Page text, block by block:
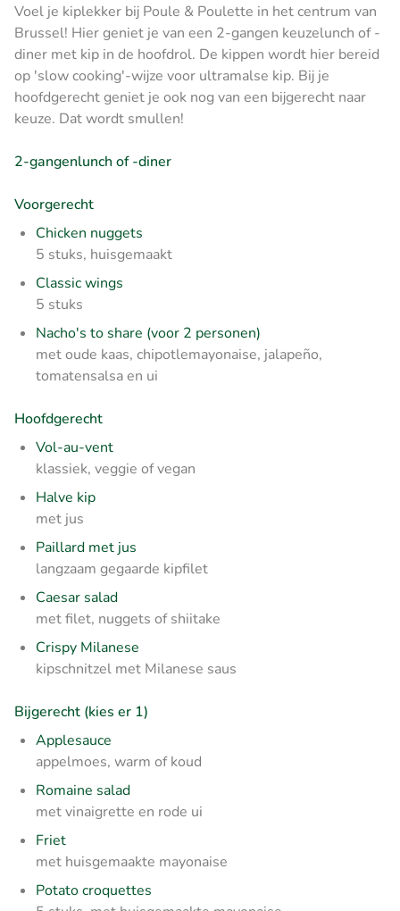
Voel je kiplekker bij Poule & Poulette in het centrum van
Brussel! Hier geniet je van een 2-gangen keuzelunch of -
diner met kip in de hoofdrol. De kippen wordt hier bereid
op 'slow cooking'-wijze voor ultramalse kip. Bij je
hoofdgerecht geniet je ook nog van een bijgerecht naar
keuze. Dat wordt smullen!
2-gangenlunch of -diner
Voorgerecht
Chicken nuggets
5 stuks, huisgemaakt
Classic wings
5 stuks
Nacho's to share (voor 2 personen)
met oude kaas, chipotlemayonaise, jalapeño,
tomatensalsa en ui
Hoofdgerecht
Vol-au-vent
klassiek, veggie of vegan
Halve kip
met jus
Paillard met jus
langzaam gegaarde kipfilet
Caesar salad
met filet, nuggets of shiitake
Crispy Milanese
kipschnitzel met Milanese saus
Bijgerecht (kies er 1)
Applesauce
appelmoes, warm of koud
Romaine salad
met vinaigrette en rode ui
Friet
met huisgemaakte mayonaise
Potato croquettes